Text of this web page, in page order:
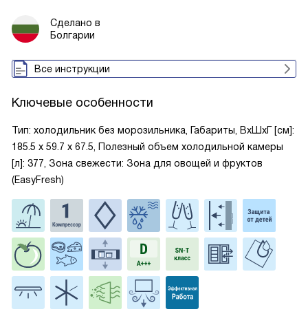
Сделано в
Болгарии
Все инструкции
Ключевые особенности
Тип: холодильник без морозильника, Габариты, ВxШxГ [см]:
185.5 х 59.7 х 67.5, Полезный объем холодильной камеры
[л]: 377, Зона свежести: Зона для овощей и фруктов
(EasyFresh)